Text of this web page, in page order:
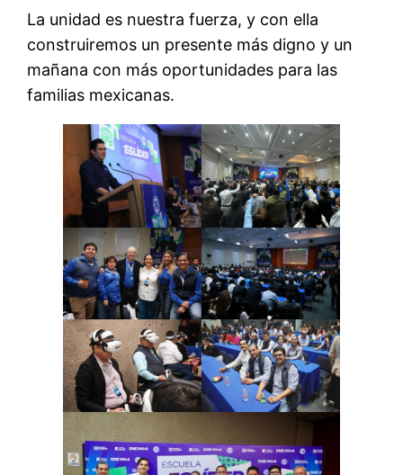
La unidad es nuestra fuerza, y con ella
construiremos un presente más digno y un
mañana con más oportunidades para las
familias mexicanas.